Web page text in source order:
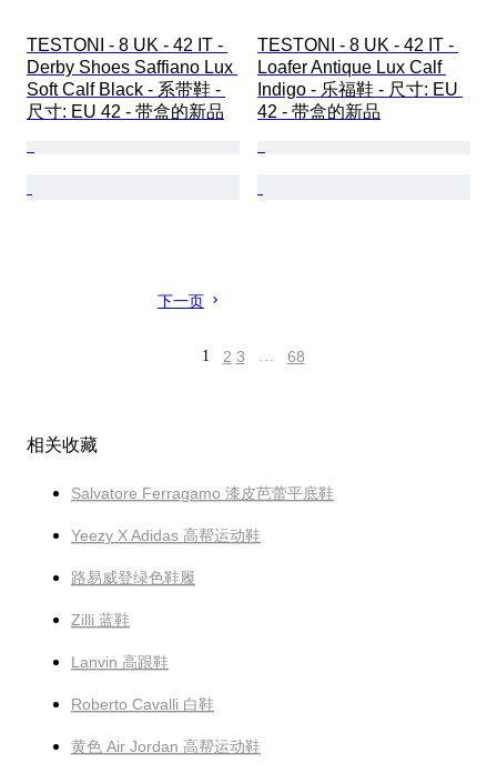
TESTONI - 8 UK - 42 IT -
Derby Shoes Saffiano Lux
Soft Calf Black - 系带鞋 -
尺寸: EU 42 - 带盒的新品
TESTONI - 8 UK - 42 IT -
Loafer Antique Lux Calf
Indigo - 乐福鞋 - 尺寸: EU
42 - 带盒的新品
下一页
1 2 3 … 68
相关收藏
Salvatore Ferragamo 漆皮芭蕾平底鞋
Yeezy X Adidas 高帮运动鞋
路易威登绿色鞋履
Zilli 蓝鞋
Lanvin 高跟鞋
Roberto Cavalli 白鞋
黄色 Air Jordan 高帮运动鞋